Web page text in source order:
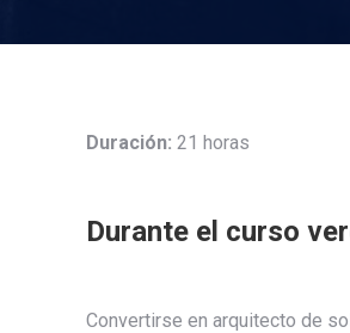
Duración: 21 horas
Durante el curso
Convertirse en arquitecto de